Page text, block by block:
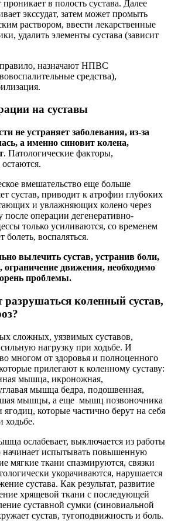
в полость сустава. Далее
экссудат, затем может промыть
раствором, ввести лекарственные
удалить элементы сустава (зависит
назначают НПВС
средства),
на суставы
не устраняет заболевания, из-за
а именно синовит колена,
. Патологические факторы,
вмешательство еще больше
сустав, приводит к атрофии глубоких
и увлажняющих колено через
после операции дегенеративно-
только усиливаются, со временем
болеть, воспаляться.
вылечить сустав, устранив боли,
ограничение движения, необходимо
проблемы.
коленный сустав,
сложных, уязвимых суставов,
нагрузку при ходьбе. И
многом от здоровья и полноценного
прилегают к коленному суставу:
мышца, икроножная,
мышца бедра, подошвенная,
мышцы, а еще мышц позвоночника
которые частично берут на себя
ходьбе.
ослабевает, выключается из работы
начинает испытывать повышенную
мягкие ткани спазмируются, связки
укорачиваются, нарушается
сустава. Как результат, развитие
хрящевой ткани с последующей
суставной сумки (синовиальной
сустав, тугоподвижность и боль.